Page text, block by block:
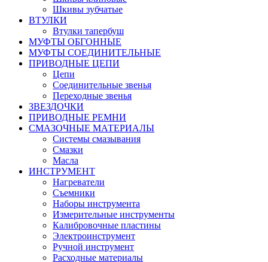
Шкивы зубчатые
ВТУЛКИ
Втулки тапербуш
МУФТЫ ОБГОННЫЕ
МУФТЫ СОЕДИНИТЕЛЬНЫЕ
ПРИВОДНЫЕ ЦЕПИ
Цепи
Соединительные звенья
Переходные звенья
ЗВЕЗДОЧКИ
ПРИВОДНЫЕ РЕМНИ
СМАЗОЧНЫЕ МАТЕРИАЛЫ
Системы смазывания
Смазки
Масла
ИНСТРУМЕНТ
Нагреватели
Съемники
Наборы инструмента
Измерительные инструменты
Калибровочные пластины
Электроинструмент
Ручной инструмент
Расходные материалы